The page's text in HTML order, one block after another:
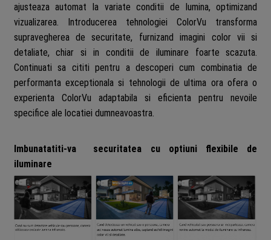
ajusteaza automat la variate conditii de lumina, optimizand
vizualizarea. Introducerea tehnologiei ColorVu transforma
supravegherea de securitate, furnizand imagini color vii si
detaliate, chiar si in conditii de iluminare foarte scazuta.
Continuati sa cititi pentru a descoperi cum combinatia de
performanta exceptionala si tehnologii de ultima ora ofera o
experienta ColorVu adaptabila si eficienta pentru nevoile
specifice ale locatiei dumneavoastra.
Imbunatatiti-va securitatea cu optiuni flexibile de
iluminare